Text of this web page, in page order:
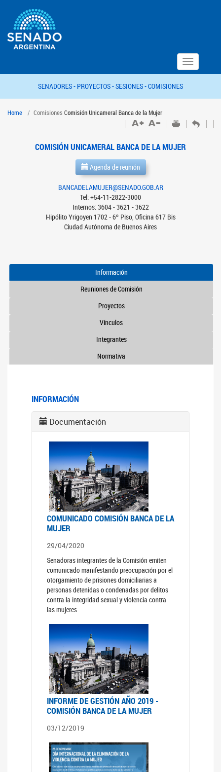
Toggle
navigation
SENADORES - PROYECTOS -SESIONES -COMISIONES
Home Comisiones Comisión Unicameral Banca de la Mujer
COMISIÓN UNICAMERAL BANCA DE LA MUJER
Agenda de reunión
BANCADELAMUJER@SENADO.GOB.AR
Tel: +54-11-2822-3000
Internos: 3604 - 3621 - 3622
Hipólito Yrigoyen 1702 - 6º Piso, Oficina 617 Bis
Ciudad Autónoma de Buenos Aires
Información
Reuniones de Comisión
Proyectos
Vínculos
Integrantes
Normativa
INFORMACIÓN
Documentación
COMUNICADO COMISIÓN BANCA DE LA
MUJER
29/04/2020
Senadoras integrantes de la Comisión emiten
comunicado manifestando preocupación por el
otorgamiento de prisiones domiciliarias a
personas detenidas o condenadas por delitos
contra la integridad sexual y violencia contra
las mujeres
INFORME DE GESTIÓN AÑO 2019 -
COMISIÓN BANCA DE LA MUJER
03/12/2019